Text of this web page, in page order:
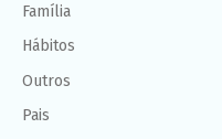
Família
Hábitos
Outros
Pais